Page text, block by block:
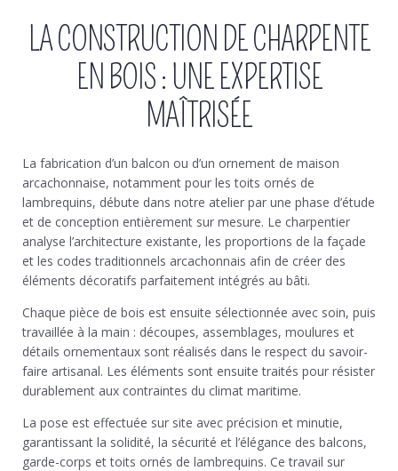
LA CONSTRUCTION DE CHARPENTE
EN BOIS : UNE EXPERTISE
MAÎTRISÉE
La fabrication d’un balcon ou d’un ornement de maison
arcachonnaise, notamment pour les toits ornés de
lambrequins, débute dans notre atelier par une phase d’étude
et de conception entièrement sur mesure. Le charpentier
analyse l’architecture existante, les proportions de la façade
et les codes traditionnels arcachonnais afin de créer des
éléments décoratifs parfaitement intégrés au bâti.
Chaque pièce de bois est ensuite sélectionnée avec soin, puis
travaillée à la main : découpes, assemblages, moulures et
détails ornementaux sont réalisés dans le respect du savoir-
faire artisanal. Les éléments sont ensuite traités pour résister
durablement aux contraintes du climat maritime.
La pose est effectuée sur site avec précision et minutie,
garantissant la solidité, la sécurité et l’élégance des balcons,
garde-corps et toits ornés de lambrequins. Ce travail sur